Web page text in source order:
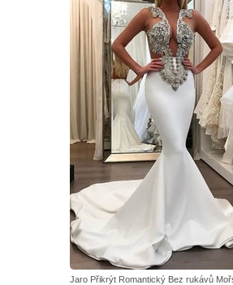
Jaro Přikrýt Romantický Bez rukávů